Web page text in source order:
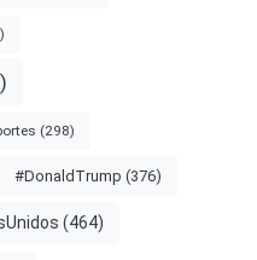
(298)
#DonaldTrump (376)
(464)